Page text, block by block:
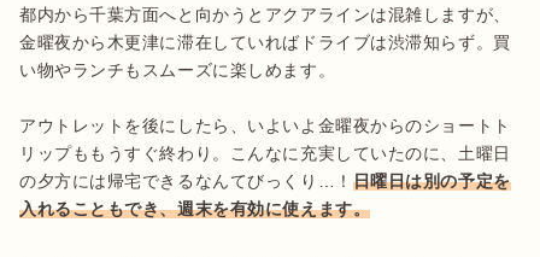
都内から千葉方面へと向かうとアクアラインは混雑しますが、
金曜夜から木更津に滞在していればドライブは渋滞知らず。買
い物やランチもスムーズに楽しめます。
アウトレットを後にしたら、いよいよ金曜夜からのショートト
リップももうすぐ終わり。こんなに充実していたのに、土曜日
の夕方には帰宅できるなんてびっくり…！ 日曜日は別の予定を
入れることもでき、週末を有効に使えます。